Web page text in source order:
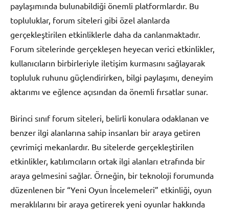
paylaşımında bulunabildiği önemli platformlardır. Bu
topluluklar, forum siteleri gibi özel alanlarda
gerçekleştirilen etkinliklerle daha da canlanmaktadır.
Forum sitelerinde gerçekleşen heyecan verici etkinlikler,
kullanıcıların birbirleriyle iletişim kurmasını sağlayarak
topluluk ruhunu güçlendirirken, bilgi paylaşımı, deneyim
aktarımı ve eğlence açısından da önemli fırsatlar sunar.
Birinci sınıf forum siteleri, belirli konulara odaklanan ve
benzer ilgi alanlarına sahip insanları bir araya getiren
çevrimiçi mekanlardır. Bu sitelerde gerçekleştirilen
etkinlikler, katılımcıların ortak ilgi alanları etrafında bir
araya gelmesini sağlar. Örneğin, bir teknoloji forumunda
düzenlenen bir “Yeni Oyun İncelemeleri” etkinliği, oyun
meraklılarını bir araya getirerek yeni oyunlar hakkında